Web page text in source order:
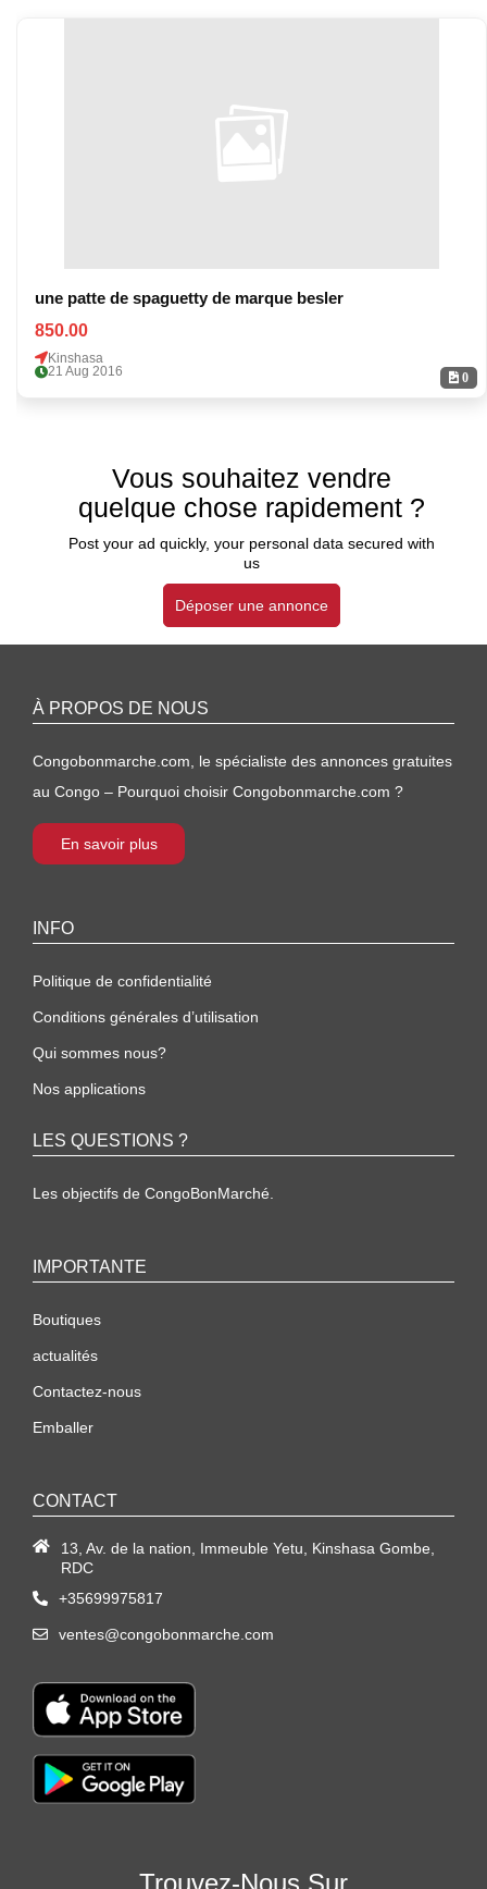
0
une patte de spaguetty de marque besler
850.00
Kinshasa
21 Aug 2016
Vous souhaitez vendre
quelque chose rapidement ?
Post your ad quickly, your personal data secured with
us
Déposer une annonce
À PROPOS DE NOUS
Congobonmarche.com, le spécialiste des annonces gratuites
au Congo – Pourquoi choisir Congobonmarche.com ?
En savoir plus
INFO
Politique de confidentialité
Conditions générales d’utilisation
Qui sommes nous?
Nos applications
LES QUESTIONS ?
Les objectifs de CongoBonMarché.
IMPORTANTE
Boutiques
actualités
Contactez-nous
Emballer
CONTACT
13, Av. de la nation, Immeuble Yetu, Kinshasa Gombe,
RDC
+35699975817
ventes@congobonmarche.com
Trouvez-Nous Sur